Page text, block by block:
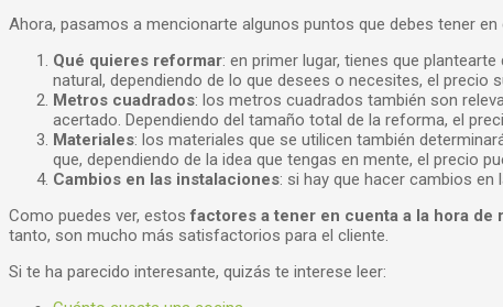
Ahora, pasamos a mencionarte algunos puntos que debes tener
Qué quieres reformar: en primer lugar, tienes que
natural, dependiendo de lo que desees o necesites, el
Metros cuadrados: los metros cuadrados también son
acertado. Dependiendo del tamaño total de la reforma, el
Materiales: los materiales que se utilicen también
que, dependiendo de la idea que tengas en mente, el precio
Cambios en las instalaciones: si hay que hacer cambios
Como puedes ver, estosfactores a tener en cuenta a la hora de
tanto, son mucho más satisfactorios para el cliente.
Si te ha parecido interesante, quizás te interese leer: